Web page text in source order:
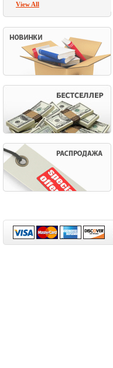
View All